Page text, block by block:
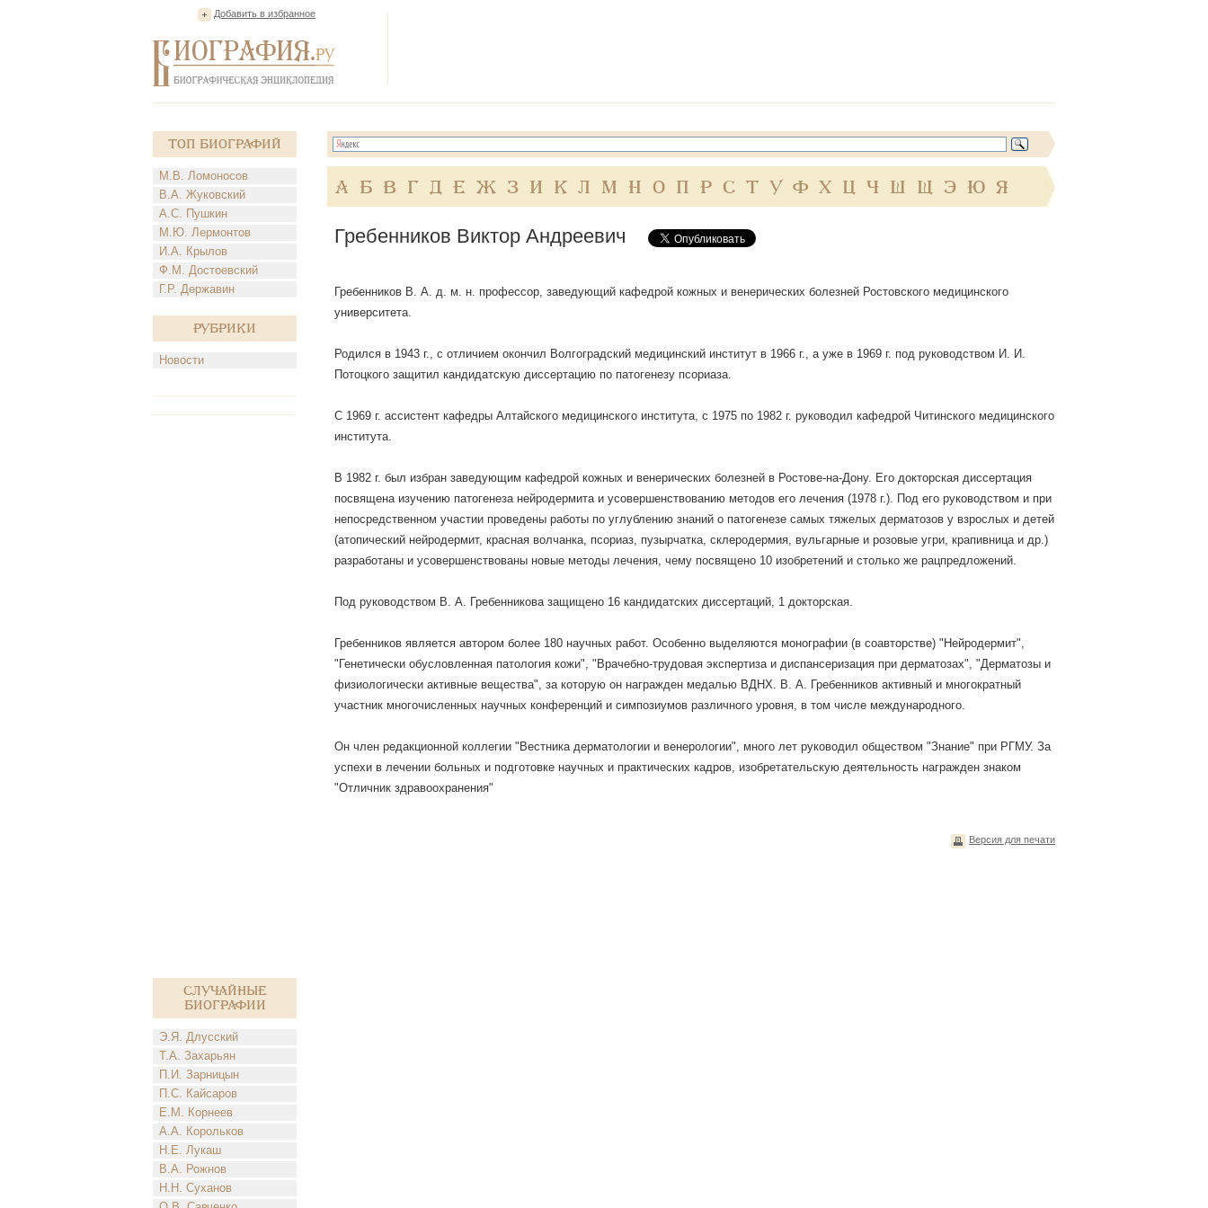
Добавить в избранное
Топ Биографий
М.В. Ломоносов
В.А. Жуковский
А.С. Пушкин
М.Ю. Лермонтов
И.А. Крылов
Ф.М. Достоевский
Г.Р. Державин
Рубрики
Новости
Случайные
биографии
Э.Я. Длусский
Т.А. Захарьян
П.И. Зарницын
П.С. Кайсаров
Е.М. Корнеев
А.А. Корольков
Н.Е. Лукаш
В.А. Рожнов
Н.Н. Суханов
А Б В Г Д Е Ж З И К Л М Н О П Р С Т У Ф Х Ц Ч Ш Щ Э Ю Я
Гребенников Виктор Андреевич
Гребенников В. А. д. м. н. профессор, заведующий кафедрой кожных и венерических болезней Ростовского медицинского
университета.
Родился в 1943 г., с отличием окончил Волгоградский медицинский институт в 1966 г., а уже в 1969 г. под руководством И. И.
Потоцкого защитил кандидатскую диссертацию по патогенезу псориаза.
С 1969 г. ассистент кафедры Алтайского медицинского института, с 1975 по 1982 г. руководил кафедрой Читинского медицинского
института.
В 1982 г. был избран заведующим кафедрой кожных и венерических болезней в Ростове-на-Дону. Его докторская диссертация
посвящена изучению патогенеза нейродермита и усовершенствованию методов его лечения (1978 г.). Под его руководством и при
непосредственном участии проведены работы по углублению знаний о патогенезе самых тяжелых дерматозов у взрослых и детей
(атопический нейродермит, красная волчанка, псориаз, пузырчатка, склеродермия, вульгарные и розовые угри, крапивница и др.)
разработаны и усовершенствованы новые методы лечения, чему посвящено 10 изобретений и столько же рацпредложений.
Под руководством В. А. Гребенникова защищено 16 кандидатских диссертаций, 1 докторская.
Гребенников является автором более 180 научных работ. Особенно выделяются монографии (в соавторстве) "Нейродермит",
"Генетически обусловленная патология кожи", "Врачебно-трудовая экспертиза и диспансеризация при дерматозах", "Дерматозы и
физиологически активные вещества", за которую он награжден медалью ВДНХ. В. А. Гребенников активный и многократный
участник многочисленных научных конференций и симпозиумов различного уровня, в том числе международного.
Он член редакционной коллегии "Вестника дерматологии и венерологии", много лет руководил обществом "Знание" при РГМУ. За
успехи в лечении больных и подготовке научных и практических кадров, изобретательскую деятельность награжден знаком
"Отличник здравоохранения"
Версия для печати